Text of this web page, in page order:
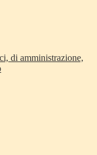
di amministrazione,